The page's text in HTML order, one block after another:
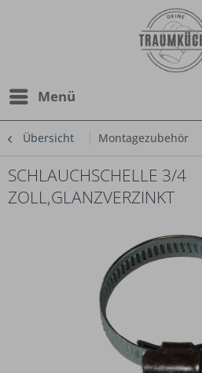
Menü
Übersicht Montagezubehör
SCHLAUCHSCHELLE 3/4
ZOLL,GLANZVERZINKT